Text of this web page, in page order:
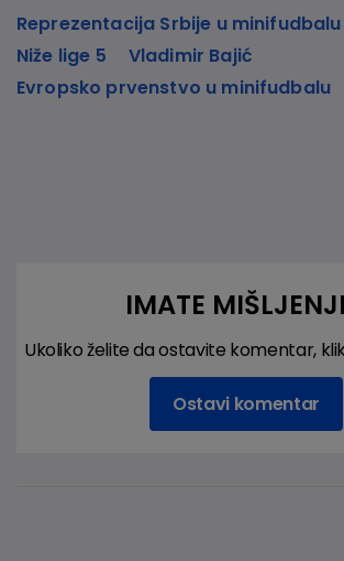
Reprezentacija Srbije u minifudbalu
Niže lige 5
Vladimir Bajić
Evropsko prvenstvo u minifudbalu
IMATE
Ukoliko želite da ostavite komentar,
Ostavi komentar